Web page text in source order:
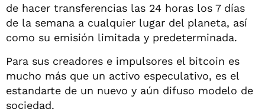
de hacer transferencias las 24 horas los 7 días
de la semana a cualquier lugar del planeta, así
como su emisión limitada y predeterminada.
Para sus creadores e impulsores el bitcoin es
mucho más que un activo especulativo, es el
estandarte de un nuevo y aún difuso modelo de
sociedad.